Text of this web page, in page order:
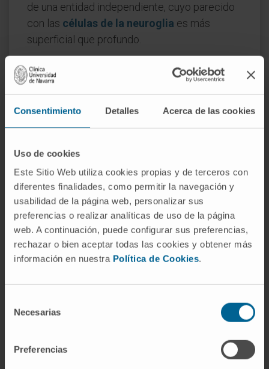
Consentimiento Detalles Acerca de las cookies
Uso de cookies
Este Sitio Web utiliza cookies propias y de terceros con
diferentes finalidades, como permitir la navegación y
usabilidad de la página web, personalizar sus
preferencias o realizar analíticas de uso de la página
web. A continuación, puede configurar sus preferencias,
rechazar o bien aceptar todas las cookies y obtener más
información en nuestra Política de Cookies.
Necesarias
Preferencias
de una entidad independiente, cuyo parecido
con las células de la neuroglia es más
superficial que profundo.
Preguntas frecuentes
¿De dónde viene la palabra
astroblastoma?
Del griego ἄστρον (ástron, «estrella»), por la
forma estrellada del astrocito, y βλάστωμα
Bailey y Cushing lo acuñaron en 1926
pensando que el tumor nacía del astroblasto,
un precursor del astrocito. La investigación
molecular posterior ha demostrado que esa
hipótesis sobre el origen celular era inexacta,
pero el nombre se ha conservado.
¿Es un tumor frecuente?
No. Representa menos del 1 % de los tumores
2,8 % de todos los gliomas primarios.